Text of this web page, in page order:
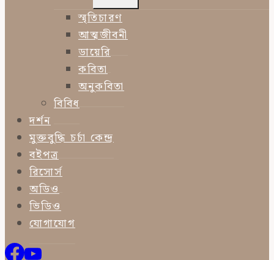
MENU
স্মৃতিচারণ
আত্মজীবনী
ডায়েরি
কবিতা
অনুকবিতা
বিবিধ
দর্শন
মুক্তবুদ্ধি চর্চা কেন্দ্র
বইপত্র
রিসোর্স
অডিও
ভিডিও
যোগাযোগ